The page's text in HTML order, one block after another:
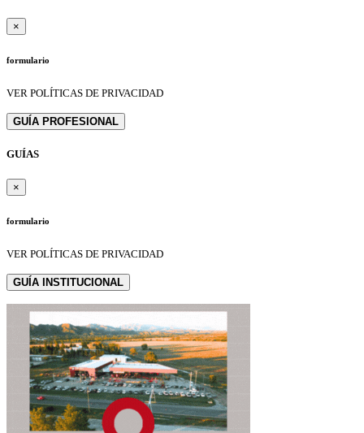
×
formulario
VER POLÍTICAS DE PRIVACIDAD
GUÍA PROFESIONAL
GUÍAS
×
formulario
VER POLÍTICAS DE PRIVACIDAD
GUÍA INSTITUCIONAL